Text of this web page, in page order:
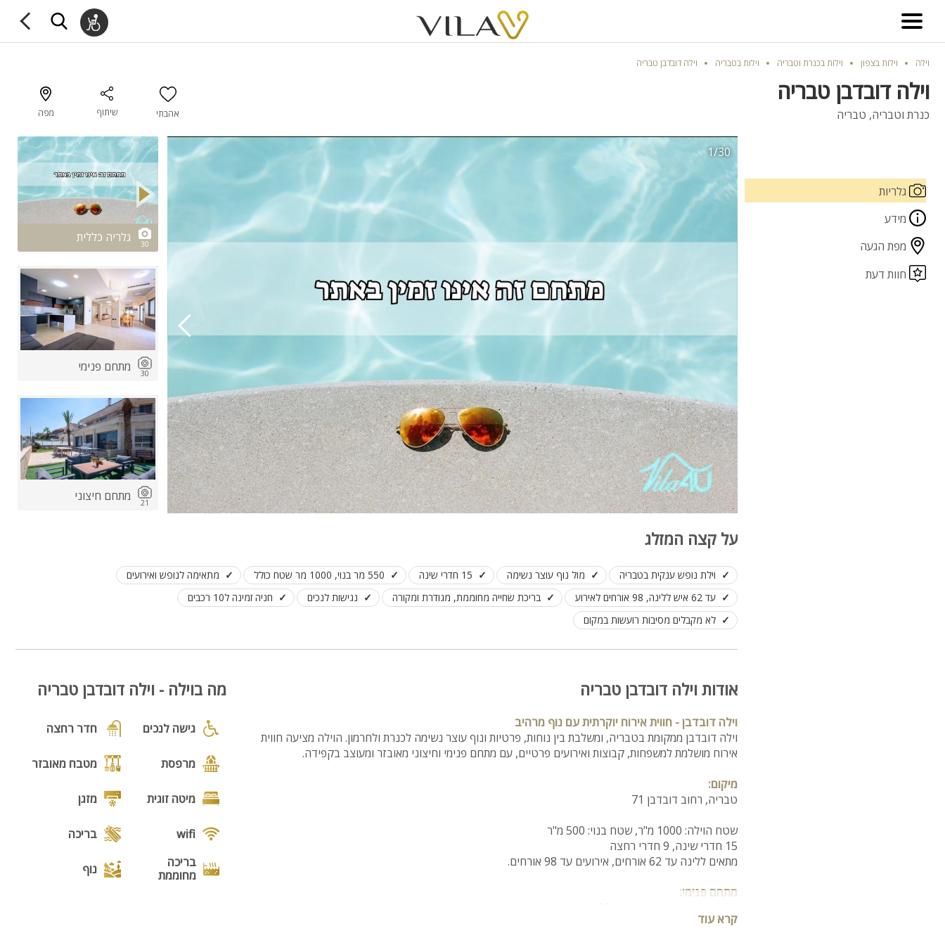
וילה וילות בצפון וילות בכנרת וטבריה וילות בטבריה וילה דובדבן טבריה
וילה דובדבן טבריה
כנרת וטבריה, טבריה אהבתי שיתוף מפה
גלריות
מידע
מפת הגעה
חוות דעת
1/30
2/30
30 גלריה כללית
30 מתחם פנימי
21 מתחם חיצוני
על קצה המזלג
וילת נופש ענקית בטבריה מול נוף עוצר נשימה 15 חדרי שינה 550 מר בנוי, 1000 מר שטח כולל
מתאימה לנופש ואירועים
עד 62 איש ללינה, 98 אורחים לאירוע
בריכת שחייה מחוממת, מגודרת ומקורה נגישות לנכים
חניה זמינה ל10 רכבים
לא מקבלים מסיבות רועשות במקום
אודות וילה דובדבן טבריה
וילה דובדבן - חווית אירוח יוקרתית עם נוף מרהיב
וילה דובדבן ממקומת בטבריה, ומשלבת בין נוחות, פרטיות ונוף עוצר נשימה לכנרת ולחרמון. הוילה מציעה חווית
אירוח מושלמת למשפחות, קבוצות ואירועים פרטיים, עם מתחם פנימי וחיצוני מאובזר ומעוצב בקפידה.
מיקום:
טבריה, רחוב דובדבן 71
שטח הוילה: 1000 מ"ר, שטח בנוי: 500 מ"ר
15 חדרי שינה, 9 חדרי רחצה
מתאים ללינה עד 62 אורחים, אירועים עד 98 אורחים.
מתחם פנימי:
סלון גדול עם מערכת ישיבה ל20 איש
מסך טלוויזיה בגודל 45 אינץ' עם חיבור לHOT
קרא עוד
מה בוילה - וילה דובדבן טבריה
גישה לנכים חדר רחצה
מרפסת מטבח מאובזר
מיטה זוגית מזגן
wifi
בריכה
בריכה
מחוממת
נוף